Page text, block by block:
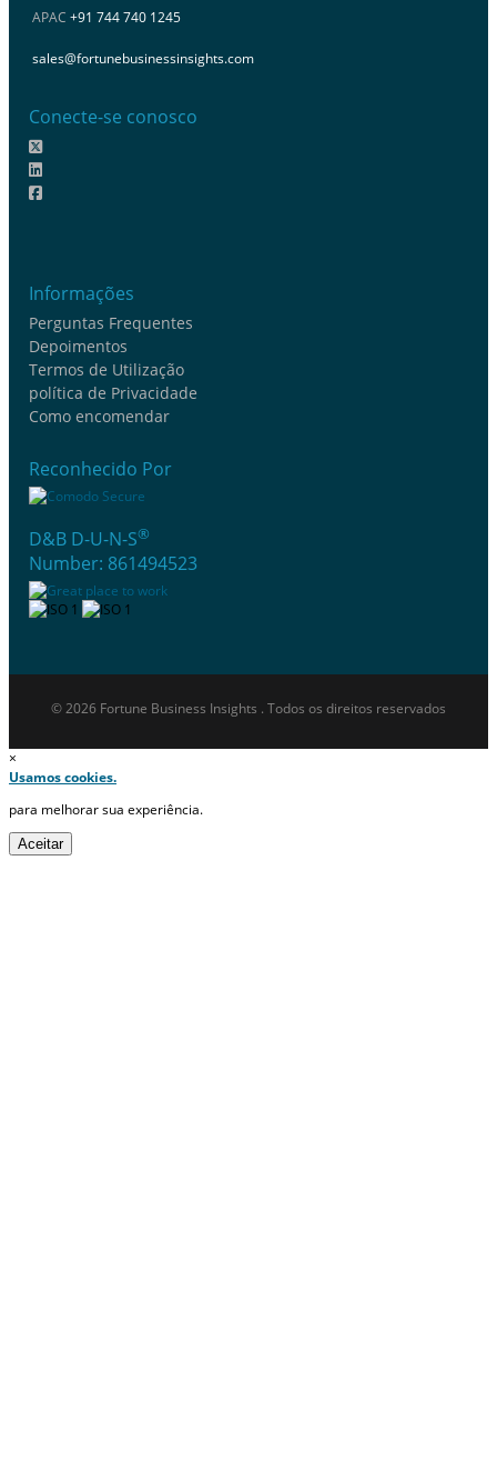
APAC +91 744 740 1245
sales@fortunebusinessinsights.com
Conecte-se conosco
Informações
Perguntas Frequentes
Depoimentos
Termos de Utilização
política de Privacidade
Como encomendar
Reconhecido Por
D&B D-U-N-S®
Number: 861494523
© 2026 Fortune Business Insights . Todos os direitos reservados
×
Usamos cookies.
para melhorar sua experiência.
Aceitar